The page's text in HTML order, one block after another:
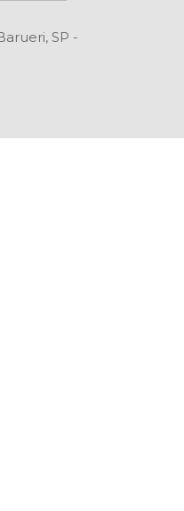
SP -